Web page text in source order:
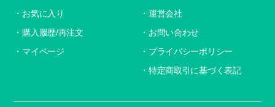
お気に入り
購入履歴/再注文
マイページ
運営会社
お問い合わせ
プライバシーポリシー
特定商取引に基づく表記